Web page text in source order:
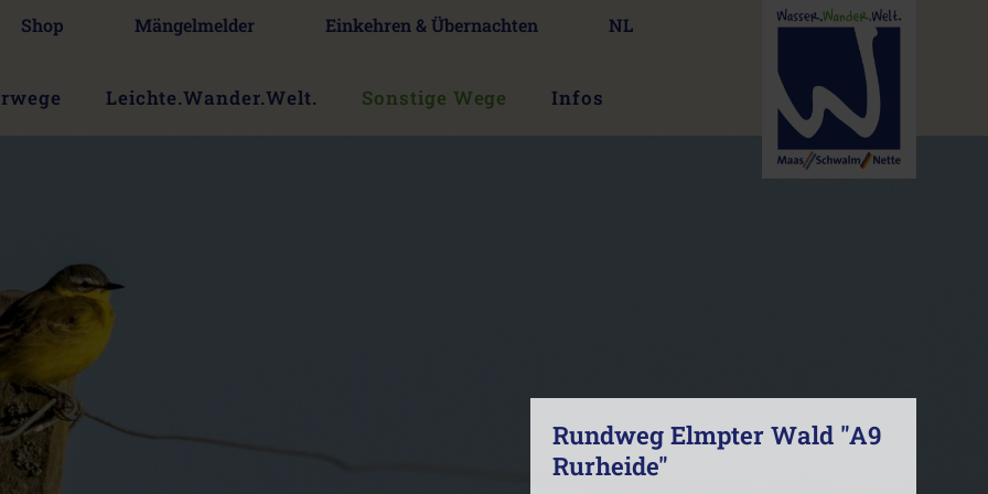
Shop Mängelmelder Einkehren & Übernachten NL
Leichte.Wander.Welt. Sonstige Wege Infos
Rundweg Elmpter Wald "A9
Rurheide"